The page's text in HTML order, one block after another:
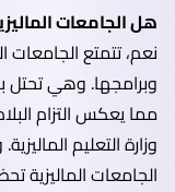
هل الجامعات
نعم، تتمتع الجامعات
وبرامجها. وهي تحتل
مما يعكس التزام
وزارة التعليم
الجامعات الماليزية